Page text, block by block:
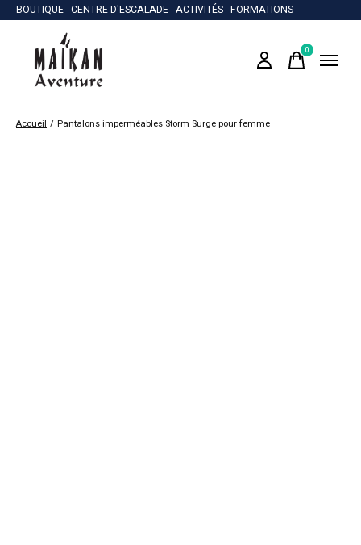
BOUTIQUE - CENTRE D'ESCALADE - ACTIVITÉS - FORMATIONS
0items
Accueil / Pantalons imperméables Storm Surge pour femme